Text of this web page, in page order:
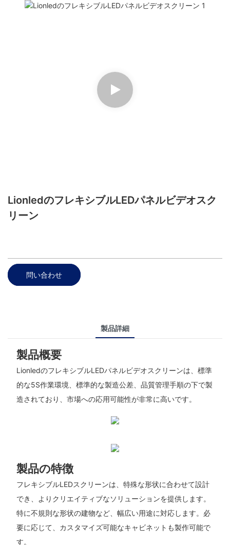
LionledのフレキシブルLEDパネルビデオスク
リーン
問い合わせ
製品詳細
製品概要
LionledのフレキシブルLEDパネルビデオスクリーンは、標準
的な5S作業環境、標準的な製造公差、品質管理手順の下で製
造されており、市場への応用可能性が非常に高いです。
製品の特徴
フレキシブルLEDスクリーンは、特殊な形状に合わせて設計
でき、よりクリエイティブなソリューションを提供します。
特に不規則な形状の建物など、幅広い用途に対応します。必
要に応じて、カスタマイズ可能なキャビネットも製作可能で
す。